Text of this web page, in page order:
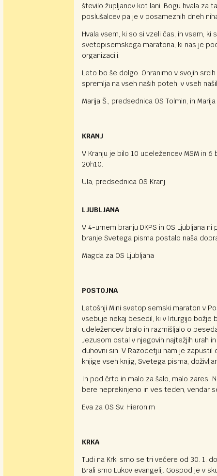
število župljanov kot lani. Bogu hvala za
poslušalcev pa je v posameznih dneh
Hvala vsem, ki so si vzeli čas, in vsem,
svetopisemskega maratona, ki nas je
organizaciji.
Leto bo še dolgo. Ohranimo v svojih
spremlja na vseh naših poteh, v vseh
Marija Š., predsednica OS Tolmin, in Marija
KRANJ
V Kranju je bilo 10 udeležencev MSM in
20h10.
Ula, predsednica OS Kranj
LJUBLJANA
V 4-urnem branju DKPS in OS Ljubljana
branje Svetega pisma postalo naša
Magda za OS Ljubljana
POSTOJNA
Letošnji Mini svetopisemski maraton v
vsebuje nekaj besedil, ki v liturgijo božje
udeležencev bralo in razmišljalo o
Jezusom ostal v njegovih najtežjih urah
duhovni sin. V Razodetju nam je
knjige vseh knjig, Svetega pisma,
In pod črto in malo za šalo, malo zares:
bere neprekinjeno in ves teden, vendar
Eva za OS Sv. Hieronim
KRKA
Tudi na Krki smo se tri večere od 30. 1.
Brali smo Lukov evangelij. Gospod je v